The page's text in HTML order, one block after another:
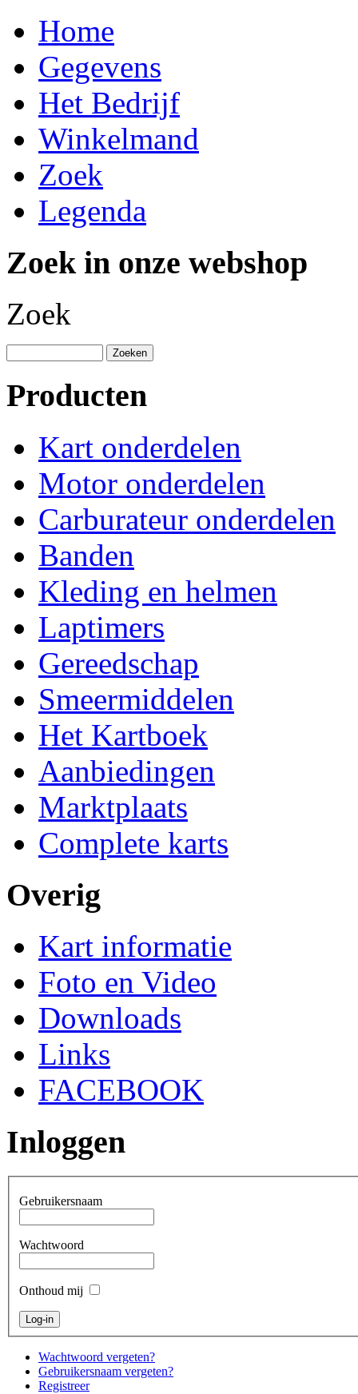
Home
Gegevens
Het Bedrijf
Winkelmand
Zoek
Legenda
Zoek in onze webshop
Zoek
Producten
Kart onderdelen
Motor onderdelen
Carburateur onderdelen
Banden
Kleding en helmen
Laptimers
Gereedschap
Smeermiddelen
Het Kartboek
Aanbiedingen
Marktplaats
Complete karts
Overig
Kart informatie
Foto en Video
Downloads
Links
FACEBOOK
Inloggen
Gebruikersnaam
Wachtwoord
Onthoud mij
Wachtwoord vergeten?
Gebruikersnaam vergeten?
Registreer